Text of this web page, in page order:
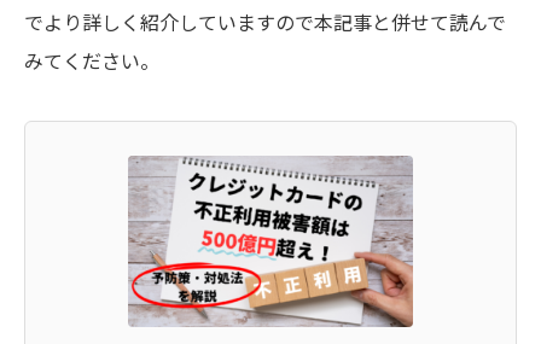
でより詳しく紹介していますので本記事と併せて読んで
みてください。